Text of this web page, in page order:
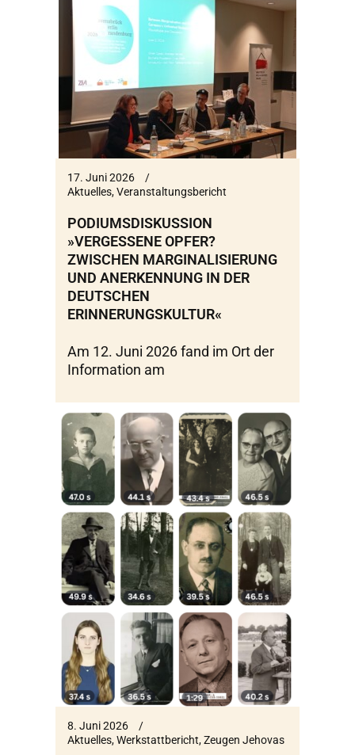
17. Juni 2026
Aktuelles,Veranstaltungsbericht
PODIUMSDISKUSSION
»VERGESSENE OPFER?
ZWISCHEN MARGINALISIERUNG
UND ANERKENNUNG IN DER
DEUTSCHEN
ERINNERUNGSKULTUR«
Am 12. Juni 2026 fand im Ort der
Information am
8. Juni 2026
Aktuelles,Werkstattbericht,Zeugen Jehovas